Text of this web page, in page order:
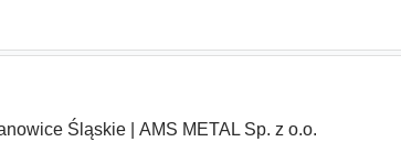
Śląskie| AMS METAL Sp. z o.o.